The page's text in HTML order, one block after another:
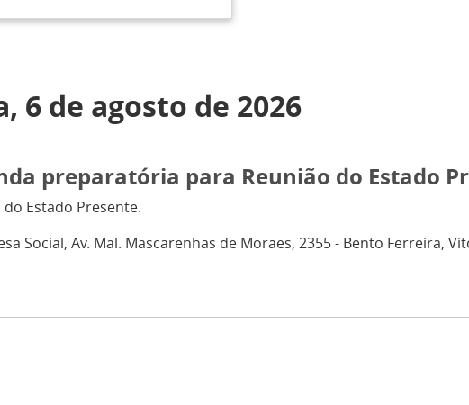
6 de agosto de 2026
preparatória para Reunião do Estado
Estado Presente.
Social, Av. Mal. Mascarenhas de Moraes, 2355 - Bento Ferreira,